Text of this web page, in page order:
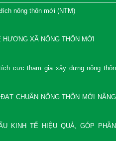
nông thôn mới (NTM)
XÃ NÔNG THÔN MỚI
cực tham gia xây dựng nông thôn
CHUẨN NÔNG THÔN MỚI NÂNG
KINH TẾ HIỆU QUẢ, GÓP PHẦN